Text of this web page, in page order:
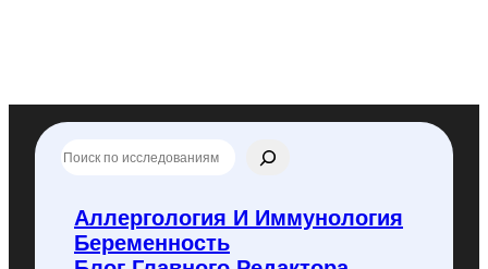
о
Аллергология И Иммунология
Беременность